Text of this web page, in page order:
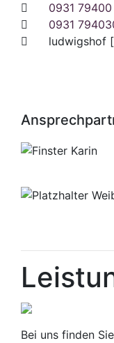
0931 79400
0931
ludwigshof
Bei uns finden